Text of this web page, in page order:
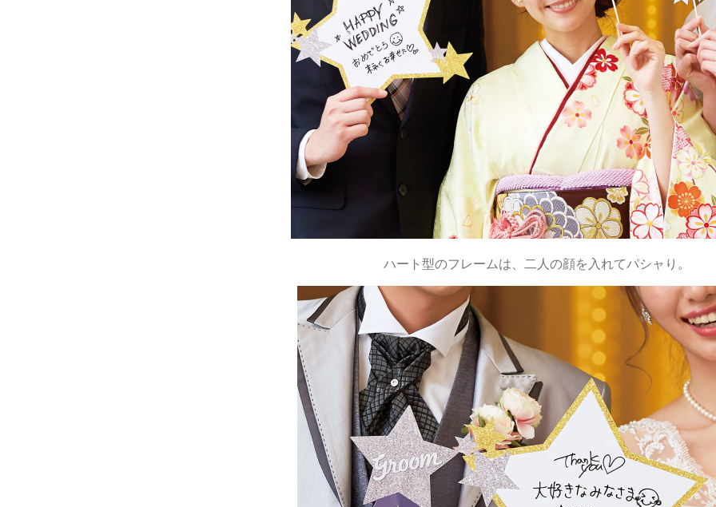
ハート型のフレームは、二人の顔を入れてパシャり。